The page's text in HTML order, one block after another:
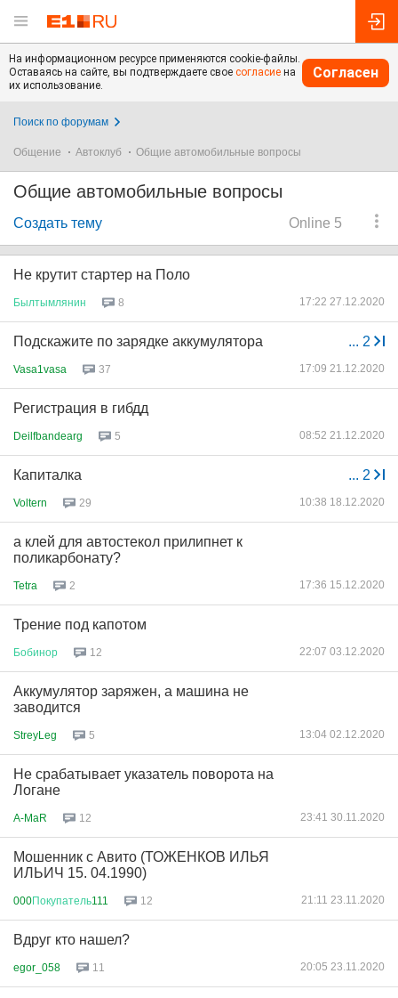
На информационном ресурсе применяются cookie-файлы.
Оставаясь на сайте, вы подтверждаете свое согласие на
их использование.
Согласен
Поиск по форумам
Общение Автоклуб Общие автомобильные вопросы
Общие автомобильные вопросы
Online 5
Создать тему
Не крутит стартер на Поло
Былтымлянин 8 17:22 27.12.2020
... 2
Подскажите по зарядке аккумулятора
Vasa1vasa 37 17:09 21.12.2020
Регистрация в гибдд
Deilfbandearg 5 08:52 21.12.2020
... 2
Капиталка
Voltern 29 10:38 18.12.2020
а клей для автостекол прилипнет к
поликарбонату?
Tetra 2 17:36 15.12.2020
Трение под капотом
Бобинор 12 22:07 03.12.2020
Аккумулятор заряжен, а машина не
заводится
StreyLeg 5 13:04 02.12.2020
Не срабатывает указатель поворота на
Логане
A-MaR 12 23:41 30.11.2020
Мошенник с Авито (ТОЖЕНКОВ ИЛЬЯ
ИЛЬИЧ 15. 04.1990)
000Покупатель111 12 21:11 23.11.2020
Вдруг кто нашел?
egor_058 11 20:05 23.11.2020